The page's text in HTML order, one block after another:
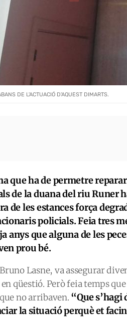
DE L'ACTUACIÓ D'AQUEST DIMARTS.
que ha de permetre
de la duana del riu Runer
de les estances força
policials. Feia tres
anys que alguna de les
prou bé.
Lasne, va assegurar
qüestió. Però feia temps
no arribaven. “Que s’hagi
la situació perquè et facin